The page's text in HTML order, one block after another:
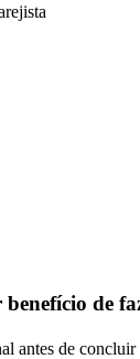
de
antes de concluir